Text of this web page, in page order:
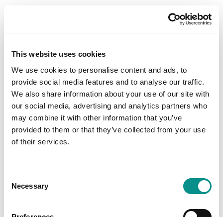
This website uses cookies
We use cookies to personalise content and ads, to
provide social media features and to analyse our traffic.
We also share information about your use of our site with
our social media, advertising and analytics partners who
may combine it with other information that you’ve
provided to them or that they’ve collected from your use
of their services.
Selection
Necessary
De opslag van de Mac Pro is te configureren tot 8TB
NVMe SSD opslag, de Apple NVMe SSD's zijn snel maar het
in 4 capaciteiten tot 8TB.
De Mac Pro 2019 draait op de Intel Xeon W-procesors met
Turbo Boost, hyperthreading technologie. Dit zijn super
krachtige processors beschikbaar als 8-Core, 12-
core,16-core, 24-core en 28-core Intel Xeon, genoeg
power voor taken als games ontwikkelen, videobewerken,
renderen en de meest veeleisende professionele